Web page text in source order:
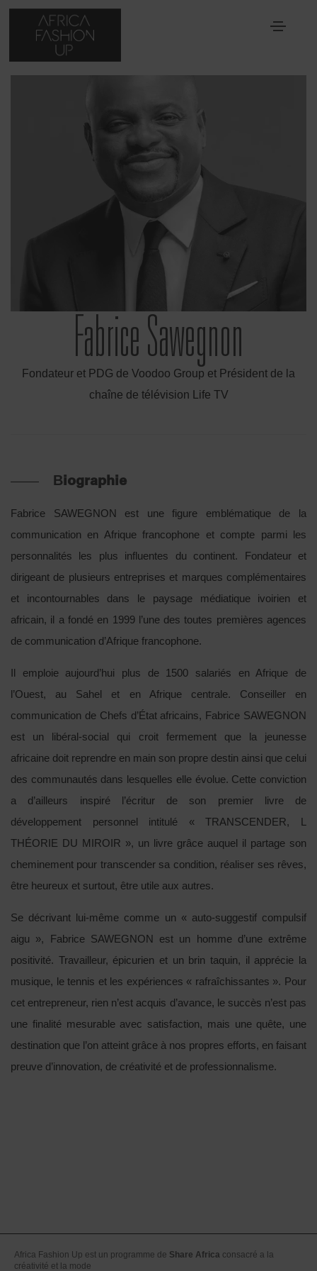
Fabrice Sawegnon
Fondateur et PDG de Voodoo Group et Président de la
chaîne de télévision Life TV
Biographie
Fabrice SAWEGNON est une figure emblématique de la
communication en Afrique francophone et compte parmi les
personnalités les plus influentes du continent. Fondateur et
dirigeant de plusieurs entreprises et marques complémentaires
et incontournables dans le paysage médiatique ivoirien et
africain, il a fondé en 1999 l’une des toutes premières agences
de communication d’Afrique francophone.
Il emploie aujourd’hui plus de 1500 salariés en Afrique de
l’Ouest, au Sahel et en Afrique centrale. Conseiller en
communication de Chefs d’État africains, Fabrice SAWEGNON
est un libéral-social qui croit fermement que la jeunesse
africaine doit reprendre en main son propre destin ainsi que celui
des communautés dans lesquelles elle évolue. Cette conviction
a d’ailleurs inspiré l’écritur de son premier livre de
développement personnel intitulé « TRANSCENDER, L
THÉORIE DU MIROIR », un livre grâce auquel il partage son
cheminement pour transcender sa condition, réaliser ses rêves,
être heureux et surtout, être utile aux autres.
Se décrivant lui-même comme un « auto-suggestif compulsif
aigu », Fabrice SAWEGNON est un homme d’une extrême
positivité. Travailleur, épicurien et un brin taquin, il apprécie la
musique, le tennis et les expériences « rafraîchissantes ». Pour
cet entrepreneur, rien n’est acquis d’avance, le succès n’est pas
une finalité mesurable avec satisfaction, mais une quête, une
destination que l’on atteint grâce à nos propres efforts, en faisant
preuve d’innovation, de créativité et de professionnalisme.
Africa Fashion Up est un programme de Share Africa consacré a la
créativité et la mode